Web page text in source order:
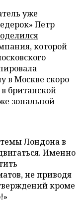
уже
Петр
которой
в Москве скоро
британской
зональной
Лондона в
Именно
не приводя
кроме